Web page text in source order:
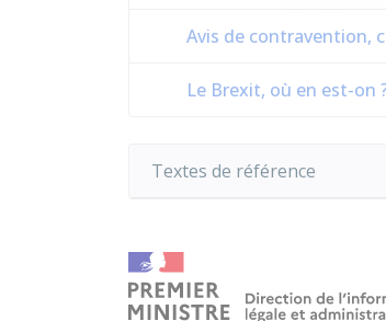
Avis de contravention,
Le Brexit, où en est-on
Textes de référence